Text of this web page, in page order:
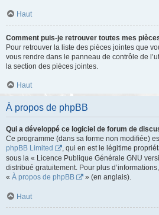
Haut
Comment puis-je retrouver toutes mes
Pour retrouver la liste des pièces jointes que
vous rendre dans le panneau de contrôle de
la section des pièces jointes.
Haut
À propos de phpBB
Qui a développé ce logiciel de forum de
Ce programme (dans sa forme non modifiée)
phpBB Limited
, qui en est le légitime
sous la « Licence Publique Générale GNU
distribué gratuitement. Pour plus
« À propos de phpBB » (en anglais).
Haut